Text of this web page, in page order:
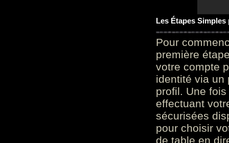
Les Étapes
Pour
première
votre compte
identité via un
profil. Une
effectuant
sécurisées
pour choisir
de table en